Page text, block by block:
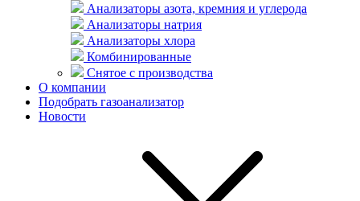
Анализаторы азота, кремния и углерода
Анализаторы натрия
Анализаторы хлора
Комбинированные
Снятое с производства
О компании
Подобрать газоанализатор
Новости